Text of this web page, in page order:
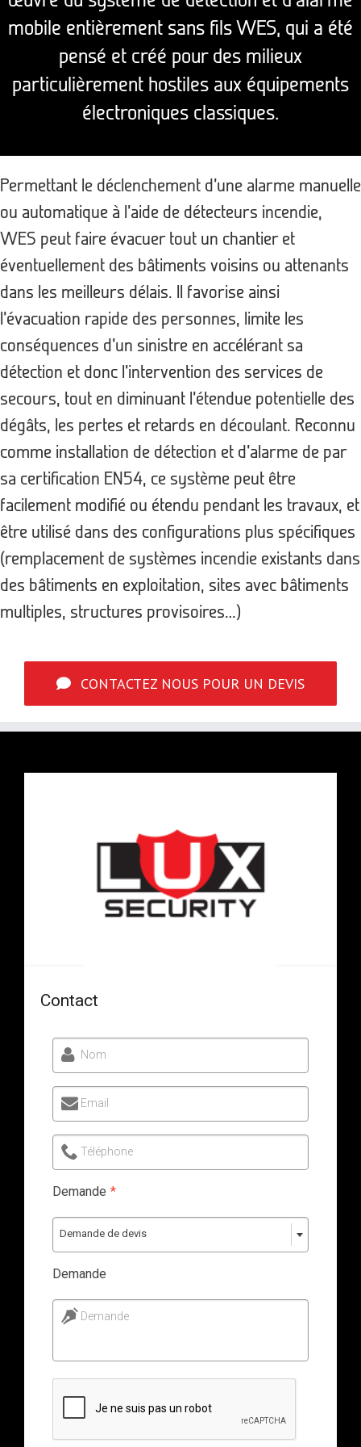
mobile entièrement sans fils WES, qui a été
pensé et créé pour des milieux
particulièrement hostiles aux équipements
électroniques classiques.
Permettant le déclenchement d’une alarme manuelle
ou automatique à l’aide de détecteurs incendie,
WES peut faire évacuer tout un chantier et
éventuellement des bâtiments voisins ou attenants
dans les meilleurs délais. Il favorise ainsi
l’évacuation rapide des personnes, limite les
conséquences d’un sinistre en accélérant sa
détection et donc l’intervention des services de
secours, tout en diminuant l’étendue potentielle des
dégâts, les pertes et retards en découlant. Reconnu
comme installation de détection et d’alarme de par
sa certification EN54, ce système peut être
facilement modifié ou étendu pendant les travaux, et
être utilisé dans des configurations plus spécifiques
(remplacement de systèmes incendie existants dans
des bâtiments en exploitation, sites avec bâtiments
multiples, structures provisoires…)
CONTACTEZ NOUS POUR UN DEVIS
Contact
Nom
Email
Téléphone
Demande *
Demande de devis
Demande
Demande